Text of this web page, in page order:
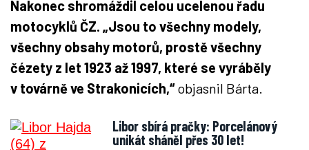
Nakonec shromáždil celou ucelenou řadu
motocyklů ČZ. „Jsou to všechny modely,
všechny obsahy motorů, prostě všechny
čézety z let 1923 až 1997, které se vyráběly
v továrně ve Strakonicích,“objasnil Bárta.
Libor sbírá pračky: Porcelánový
unikát sháněl přes 30 let!